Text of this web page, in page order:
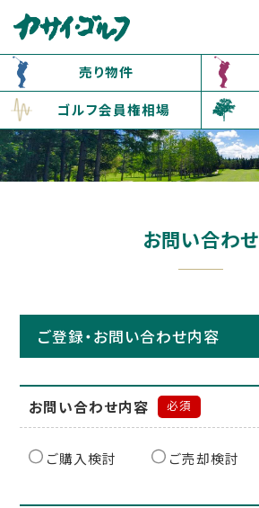
売り物件
ゴルフ会員権相場
お問い合わせ
ご登録・お問い合わせ内容
お問い合わせ内容 必須
ご購入検討 ご売却検討